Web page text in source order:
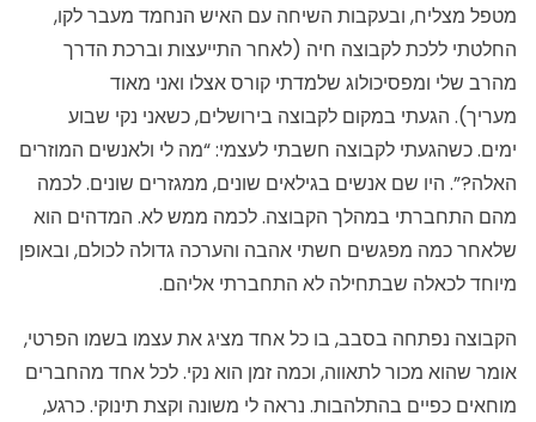
מטפל מצליח, ובעקבות השיחה עם האיש הנחמד מעבר לקו,
החלטתי ללכת לקבוצה חיה (לאחר התייעצות וברכת הדרך
מהרב שלי ומפסיכולוג שלמדתי קורס אצלו ואני מאוד
מעריך). הגעתי במקום לקבוצה בירושלים, כשאני נקי שבוע
ימים. כשהגעתי לקבוצה חשבתי לעצמי: “מה לי ולאנשים המוזרים
האלה?”. היו שם אנשים בגילאים שונים, ממגזרים שונים. לכמה
מהם התחברתי במהלך הקבוצה. לכמה ממש לא. המדהים הוא
שלאחר כמה מפגשים חשתי אהבה והערכה גדולה לכולם, ובאופן
מיוחד לכאלה שבתחילה לא התחברתי אליהם.
הקבוצה נפתחה בסבב, בו כל אחד מציג את עצמו בשמו הפרטי,
אומר שהוא מכור לתאווה, וכמה זמן הוא נקי. לכל אחד מהחברים
מוחאים כפיים בהתלהבות. נראה לי משונה וקצת תינוקי. כרגע,